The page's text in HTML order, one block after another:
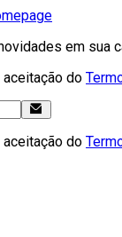
em sua
do
do